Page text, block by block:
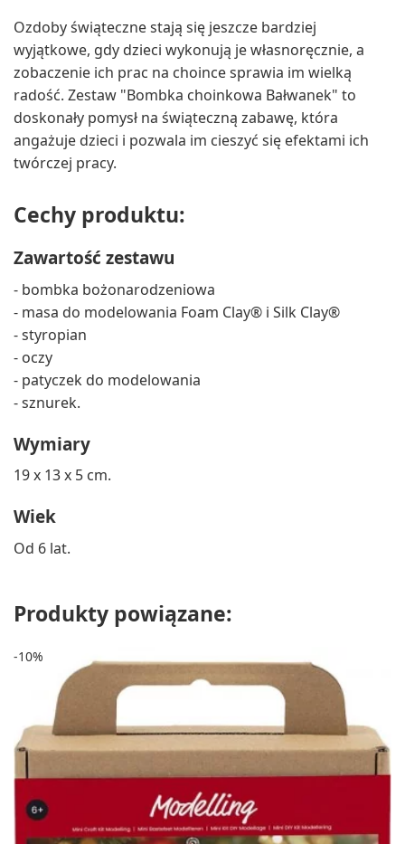
Ozdoby świąteczne stają się jeszcze bardziej
wyjątkowe, gdy dzieci wykonują je własnoręcznie, a
zobaczenie ich prac na choince sprawia im wielką
radość. Zestaw "Bombka choinkowa Bałwanek" to
doskonały pomysł na świąteczną zabawę, która
angażuje dzieci i pozwala im cieszyć się efektami ich
twórczej pracy.
Cechy produktu:
Zawartość zestawu
- bombka bożonarodzeniowa
- masa do modelowania Foam Clay® i Silk Clay®
- styropian
- oczy
- patyczek do modelowania
- sznurek.
Wymiary
19 x 13 x 5 cm.
Wiek
Od 6 lat.
Produkty powiązane:
-10%